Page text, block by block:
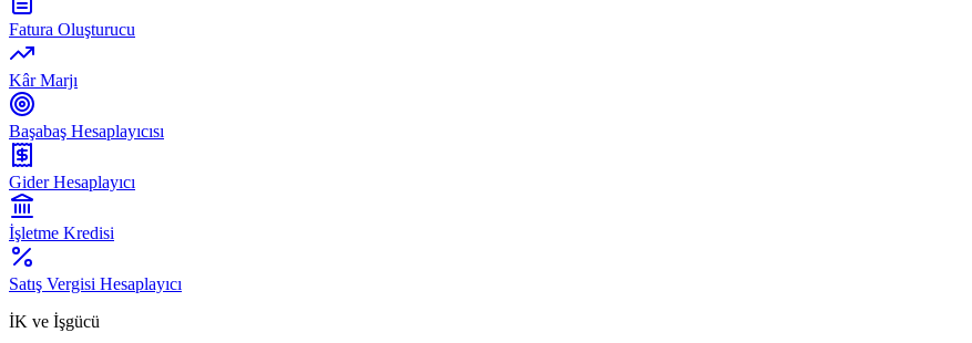
Fatura Oluşturucu
Kâr Marjı
Başabaş Hesaplayıcısı
Gider Hesaplayıcı
İşletme Kredisi
Satış Vergisi Hesaplayıcı
İK ve İşgücü